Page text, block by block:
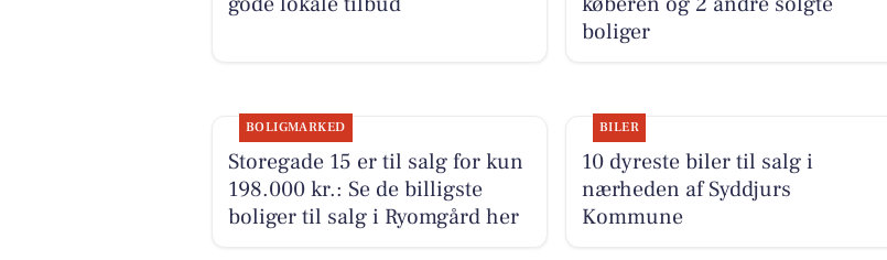
boliger
BOLIGMARKED
Storegade 15 er til salg for kun
198.000 kr.: Se de billigste
boliger til salg i Ryomgård her
BILER
10 dyreste biler til salg i
nærheden af Syddjurs
Kommune